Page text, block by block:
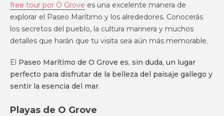
free tour por O Grove es una excelente manera de
explorar el Paseo Marítimo y los alrededores. Conocerás
los secretos del pueblo, la cultura marinera y muchos
detalles que harán que tu visita sea aún más memorable.
El Paseo Marítimo de O Grove es, sin duda, un lugar
perfecto para disfrutar de la belleza del paisaje gallego y
sentir la esencia del mar.
Playas de O Grove